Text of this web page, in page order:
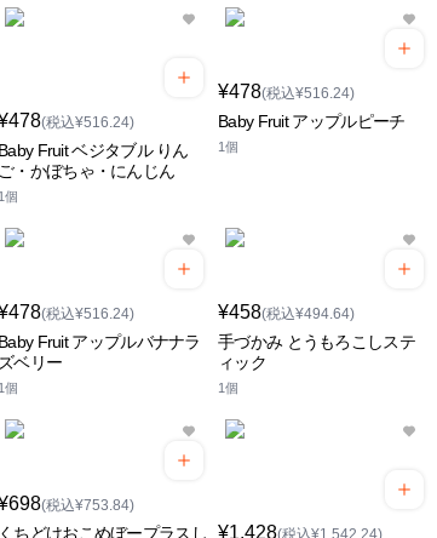
(税込¥516.24)
Baby Fruit ベジタブル りん
ご・かぼちゃ・にんじん
1個
¥478(税込¥516.24)
Baby Fruit アップルピーチ
1個
(税込¥516.24)
Baby Fruit アップルバナナラ
ズベリー
1個
¥458(税込¥494.64)
手づかみ とうもろこしステ
ィック
1個
(税込¥753.84)
くちどけおこめぼープラスし ¥1,428(税込¥1,542.24)